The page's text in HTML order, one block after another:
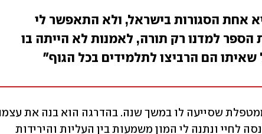
אחת הסגורות בישראל, ולא התאפשר לי
הספר למדנו רק תורה, לאמנות לא הייתה בו
שאיתו הם הרביצו לתלמידים בכל הגוף"